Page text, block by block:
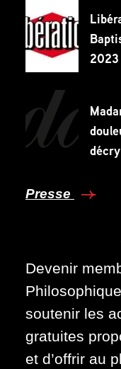
2023
Presse
Devenir
soutenir les
gratuites
et d’offrir au